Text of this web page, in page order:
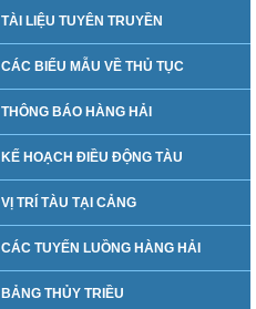
TÀI LIỆU TUYÊN TRUYỀN
CÁC BIỂU MẪU VỀ THỦ TỤC
THÔNG BÁO HÀNG HẢI
KẾ HOẠCH ĐIỀU ĐỘNG TÀU
VỊ TRÍ TÀU TẠI CẢNG
CÁC TUYẾN LUỒNG HÀNG HẢI
BẢNG THỦY TRIỀU